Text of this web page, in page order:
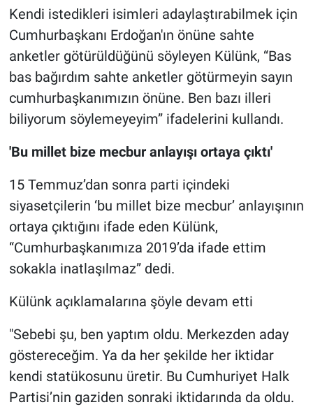
Kendi istedikleri isimleri adaylaştırabilmek için
Cumhurbaşkanı Erdoğan'ın önüne sahte
anketler götürüldüğünü söyleyen Külünk, “Bas
bas bağırdım sahte anketler götürmeyin sayın
cumhurbaşkanımızın önüne. Ben bazı illeri
biliyorum söylemeyeyim” ifadelerini kullandı.
'Bu millet bize mecbur anlayışı ortaya çıktı'
15 Temmuz’dan sonra parti içindeki
siyasetçilerin ‘bu millet bize mecbur’ anlayışının
ortaya çıktığını ifade eden Külünk,
“Cumhurbaşkanımıza 2019’da ifade ettim
sokakla inatlaşılmaz” dedi.
Külünk açıklamalarına şöyle devam etti
"Sebebi şu, ben yaptım oldu. Merkezden aday
göstereceğim. Ya da her şekilde her iktidar
kendi statükosunu üretir. Bu Cumhuriyet Halk
Partisi’nin gaziden sonraki iktidarında da oldu.